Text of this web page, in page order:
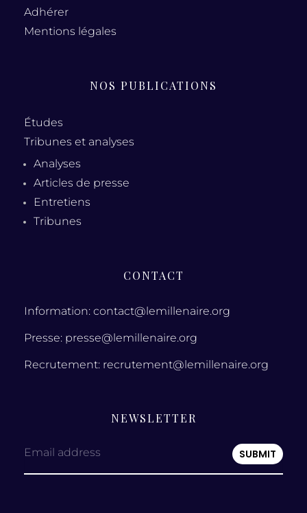
Adhérer
Mentions légales
NOS PUBLICATIONS
Études
Tribunes et analyses
Analyses
Articles de presse
Entretiens
Tribunes
CONTACT
Information: contact@lemillenaire.org
Presse: presse@lemillenaire.org
Recrutement: recrutement@lemillenaire.org
NEWSLETTER
Email address